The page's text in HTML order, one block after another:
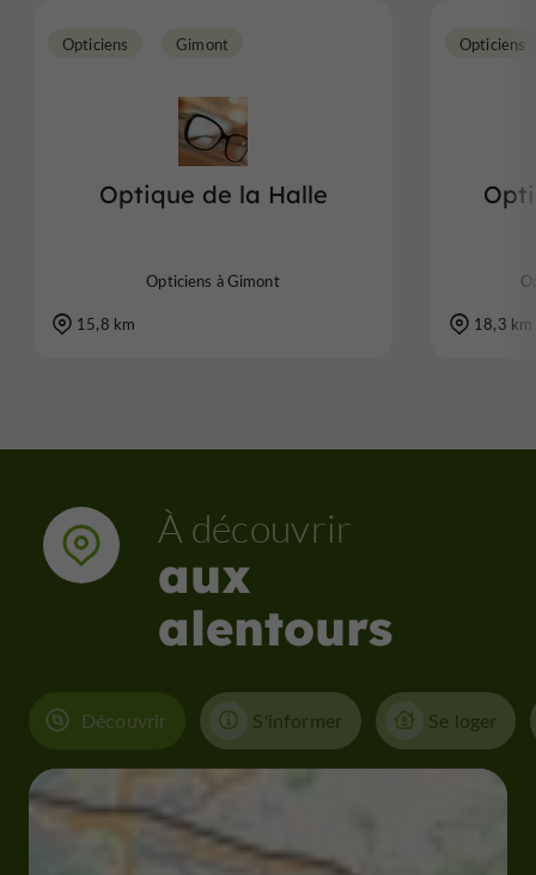
Optique de la Halle
Opticiens Gimont
Opticiens à Gimont
15,8 km
Opticiens
18,3 km
À découvrir
aux
alentours
Découvrir S'informer Se loger